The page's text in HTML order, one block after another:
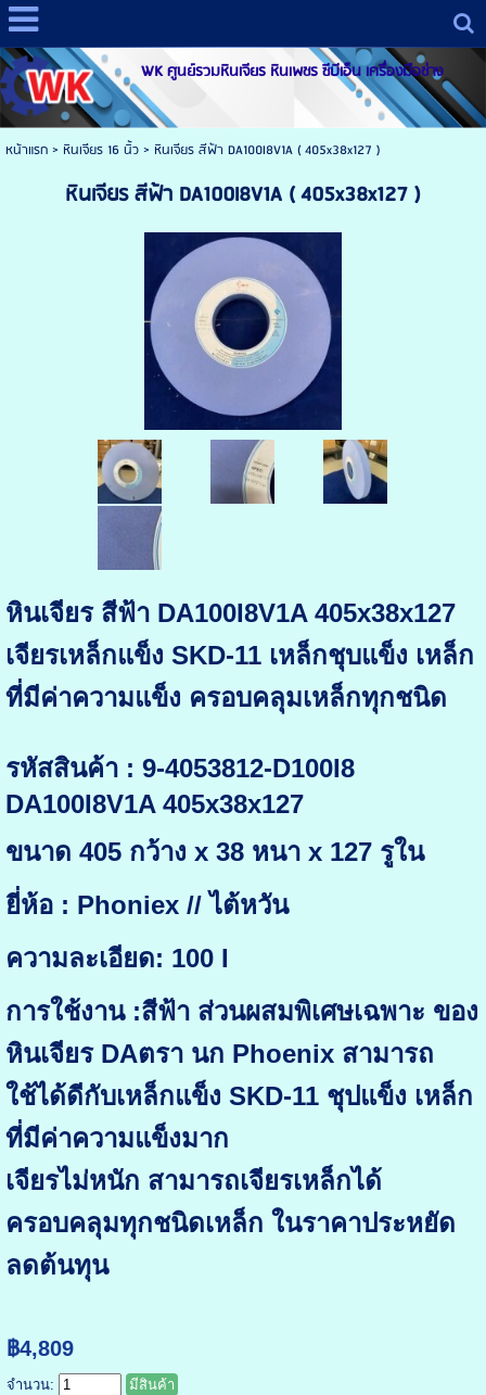
WK ศูนย์รวมหินเจียร หินเพชร ซีบีเอ็น เครื่องมือช่าง
หน้าแรก> หินเจียร 16 นิ้ว > หินเจียร สีฟ้า DA100I8V1A ( 405x38x127 )
หินเจียร สีฟ้า DA100I8V1A ( 405x38x127 )
หินเจียร สีฟ้า DA100I8V1A 405x38x127
เจียรเหล็กแข็ง SKD-11 เหล็กชุบแข็ง เหล็ก
ที่มีค่าความแข็ง ครอบคลุมเหล็กทุกชนิด
รหัสสินค้า : 9-4053812-D100I8
DA100I8V1A 405x38x127
ขนาด 405 กว้าง x 38 หนา x 127 รูใน
ยี่ห้อ : Phoniex // ไต้หวัน
ความละเอียด: 100 I
การใช้งาน :สีฟ้า ส่วนผสมพิเศษเฉพาะ ของ
หินเจียร DAตรา นก Phoenix สามารถ
ใช้ได้ดีกับเหล็กแข็ง SKD-11 ชุปแข็ง เหล็ก
ที่มีค่าความแข็งมาก
เจียรไม่หนัก สามารถเจียรเหล็กได้
ครอบคลุมทุกชนิดเหล็ก ในราคาประหยัด
ลดต้นทุน
฿4,809
จำนวน: มีสินค้า